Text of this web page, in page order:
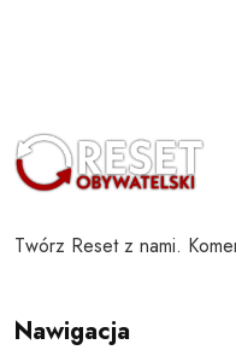
Twórz Reset z nami.
Nawigacja